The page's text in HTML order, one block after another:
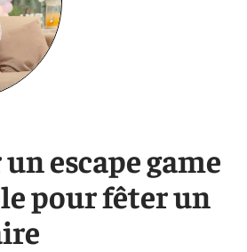
escape game
pour fêter un